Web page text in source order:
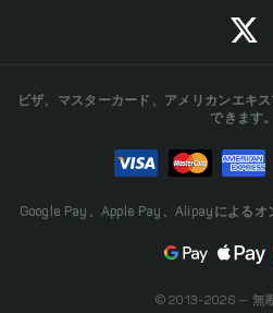
ビザ、マスターカード、アメリカンエキ
できます。
Google Pay、Apple Pay、Alipayによるオ
© 2013-2026 — 無